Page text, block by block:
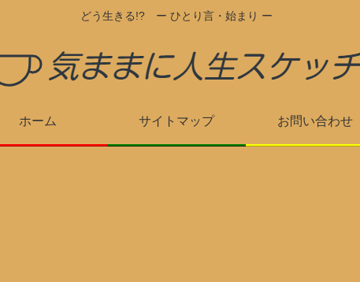
どう生きる!? ー ひとり言・始まり ー
ホーム サイトマップ お問い合わせ